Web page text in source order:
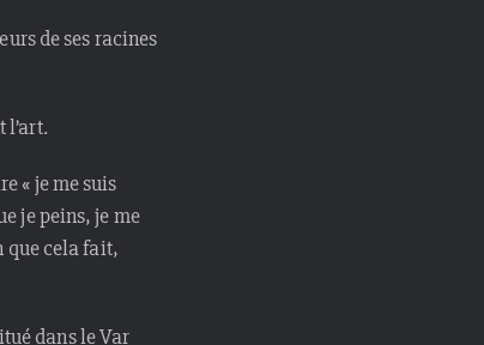
de ses racines
l’art.
« je me suis
je peins, je me
que cela fait,
dans le Var